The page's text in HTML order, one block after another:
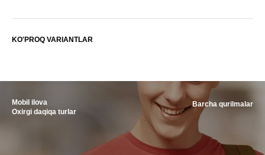
KO'PROQ VARIANTLAR
Mobil ilova
Oxirgi daqiqa turlar
Barcha qurilmalar